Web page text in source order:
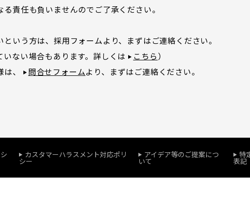
責任も負いませんのでご了承ください。
いう方は、採用フォームより、まずはご連絡ください。
いない場合もあります。詳しくは
こちら）
、
問合せフォームより、まずはご連絡ください。
カスタマーハラスメント対応ポリ
シー
アイデア等のご提案につ
いて
特
表記